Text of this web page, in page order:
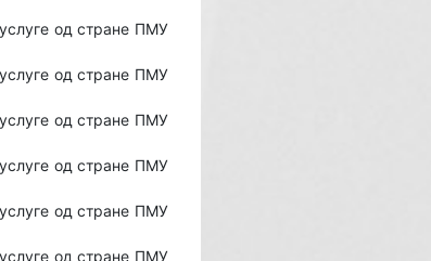
од стране ПМУ
од стране ПМУ
од стране ПМУ
од стране ПМУ
од стране ПМУ
од стране ПМУ